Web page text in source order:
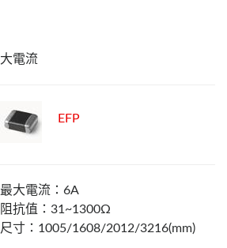
大電流
EFP
最大電流：6A
阻抗值：31~1300Ω
尺寸：1005/1608/2012/3216(mm)